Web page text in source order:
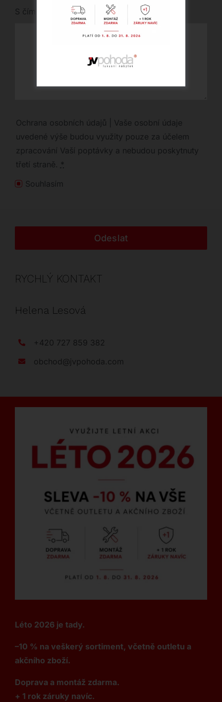
S čím vám můžeme pomoci?
Ochrana osobních údajů | Vaše osobní údaje
uvedené výše budou využity pouze za účelem
zpracování Vaší poptávky a nebudou poskytnuty
třetí straně. *
Souhlasím
Odeslat
RYCHLÝ KONTAKT
Helena Lesová
+420 727 859 382
obchod@jvpohoda.com
Léto 2026 je tady.
–10 % na veškerý sortiment, včetně outletu a
akčního zboží.
Doprava a montáž zdarma.
+ 1 rok záruky navíc.